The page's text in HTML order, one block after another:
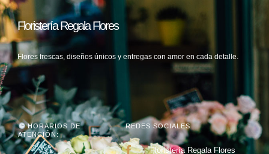
REDES SOCIALES
Floristería Regala Flores
HORARIOS DE
ATENCIÓN:
Floristería Regala Flores
Flores frescas, diseños únicos y entregas con amor en cada detalle.